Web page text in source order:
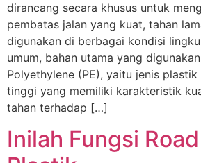
dirancang secara khusus untuk
pembatas jalan yang kuat, tahan
digunakan di berbagai kondisi
umum, bahan utama yang
Polyethylene (PE), yaitu jenis
tinggi yang memiliki karakteristik
tahan terhadap […]
Inilah Fungsi